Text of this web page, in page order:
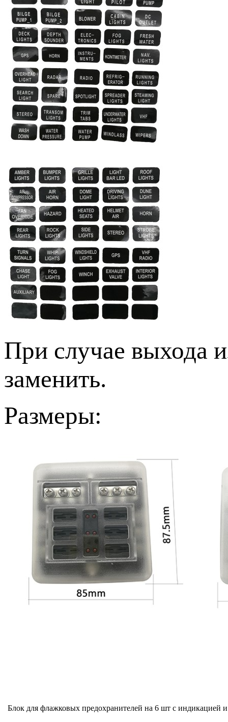
При случае выхода
заменить.
Размеры:
Блок для флажковых предохранителей на 6 шт с индикацией